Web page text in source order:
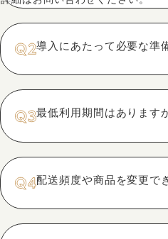
導入にあたって必要な準
最低利用期間はあります
配送頻度や商品を変更で